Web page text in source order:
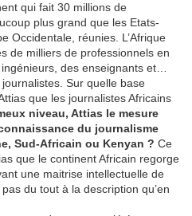
qui fait 30 millions de
plus grand que les Etats-
Occidentale, réunies. L’Afrique
de milliers de professionnels en
des enseignants et…
Sur quelle base
que les journalistes Africains
niveau, Attias le mesure
du journalisme
Sud-Africain ou Kenyan ? Ce
que le continent Africain regorge
une maitrise intellectuelle de
du tout à la description qu’en